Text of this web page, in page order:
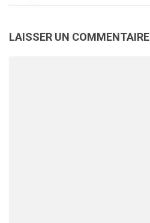
LAISSER UN COMMENTAIRE